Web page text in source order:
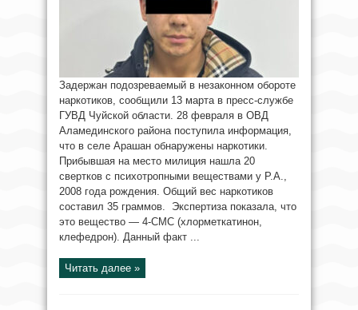
Задержан подозреваемый в незаконном обороте
наркотиков, сообщили 13 марта в пресс-службе
ГУВД Чуйской области. 28 февраля в ОВД
Аламединского района поступила информация,
что в селе Арашан обнаружены наркотики.
Прибывшая на место милиция нашла 20
свертков с психотропными веществами у Р.А.,
2008 года рождения. Общий вес наркотиков
составил 35 граммов. Экспертиза показала, что
это вещество — 4-СМС (хлорметкатинон,
клефедрон). Данный факт ...
Читать далее »